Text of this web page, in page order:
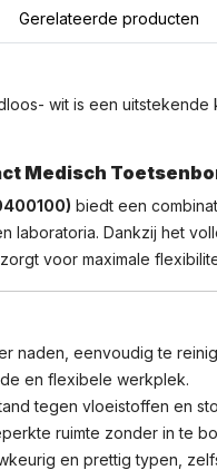
Gerelateerde producten
wit is een
Medisch
biedt een
laboratoria. Dankzij het
voor maximale
naden, eenvoudig te
en flexibele werkplek.
tegen vloeistoffen en
ruimte zonder in te
en prettig typen,